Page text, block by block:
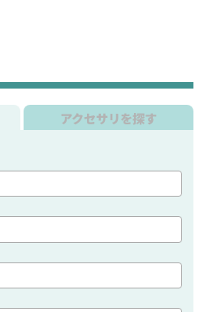
アクセサリを探す